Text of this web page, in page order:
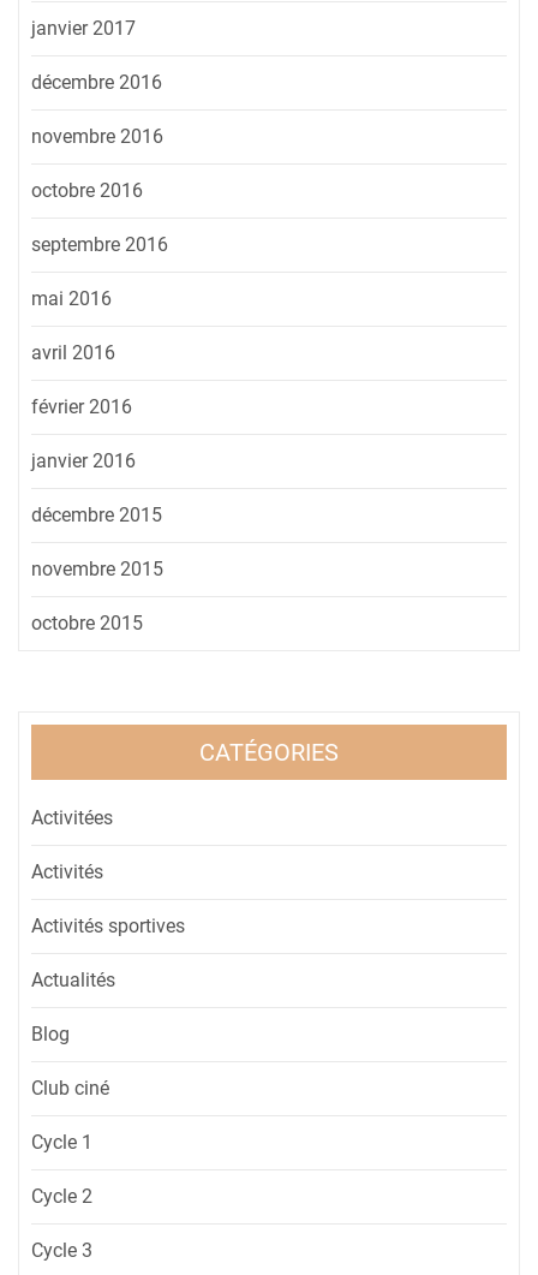
janvier 2017
décembre 2016
novembre 2016
octobre 2016
septembre 2016
mai 2016
avril 2016
février 2016
janvier 2016
décembre 2015
novembre 2015
octobre 2015
CATÉGORIES
Activitées
Activités
Activités sportives
Actualités
Blog
Club ciné
Cycle 1
Cycle 2
Cycle 3